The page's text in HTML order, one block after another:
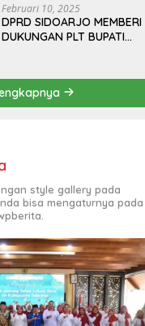
Februari 10, 2025
DPRD SIDOARJO MEMBERI
DUKUNGAN PLT BUPATI
OUTDOOR LEARNING
(ODL) TK, PAUD, SD,
SMP/MTS KELUAR KOTA
style gallery pada
bisa mengaturnya pada